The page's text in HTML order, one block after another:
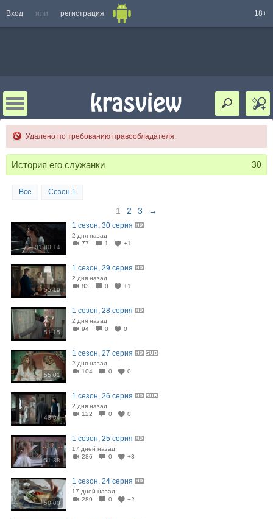
Вход или регистрация 18+
Удалено по требованию правообладателя.
История его служанки 30
Все Сезон 1
1 2 3 →
01:00:14
1 сезон, 30 серия
2 дня назад
77
1 +1
55:19
1 сезон, 29 серия
2 дня назад
83
0 +1
51:15
1 сезон, 28 серия
2 дня назад
94
0 0
55:01
1 сезон, 27 серия
2 дня назад
104
0 0
48:04
1 сезон, 26 серия
2 дня назад
122
0 0
51:38
1 сезон, 25 серия
17 дней назад
286
0 +3
50:00
1 сезон, 24 серия
17 дней назад
289
0 −2